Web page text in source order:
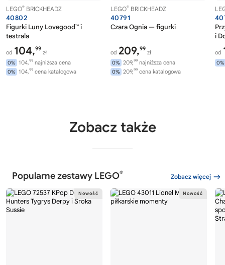
LEGO® BRICKHEADZ
40802
Figurki Luny Lovegood™ i
testrala
od 104,99
zł
0% 104,99 najniższa cena
0% 104,99 cena katalogowa
LEGO® BRICKHEADZ
40791
Czara Ognia — figurki
od 209,99
zł
0% 209,99 najniższa cena
0% 209,99 cena katalogowa
i
od
0%
Zobacz także
Popularne zestawy LEGO® Zobacz więcej